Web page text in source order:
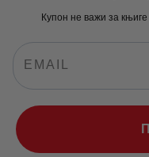
Купон не важи за књиге